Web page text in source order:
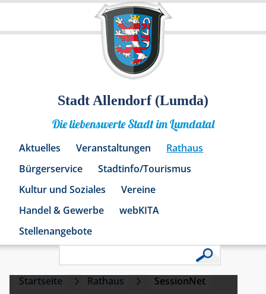
Stadt Allendorf (Lumda)
Die liebenswerte Stadt im Lumdatal
Aktuelles Veranstaltungen
Rathaus
Bürgerservice
Stadtinfo/Tourismus
Kultur und Soziales
Vereine
Handel & Gewerbe
webKITA
Stellenangebote
Startseite Rathaus SessionNet